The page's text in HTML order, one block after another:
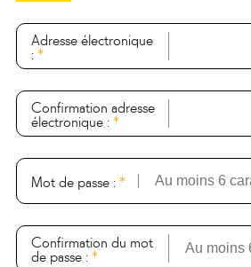
Adresse électronique
:*
Confirmation adresse
électronique :*
Mot de passe :*
Confirmation du mot
de passe :*